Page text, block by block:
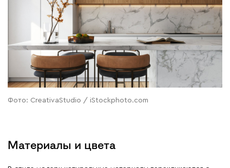
Фото: CreativaStudio / iStockphoto.com
Материалы и цвета